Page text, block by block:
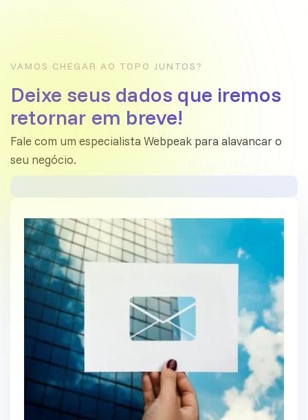
VAMOS CHEGAR AO TOPO JUNTOS?
Deixe seus dados que iremos
retornar em breve!
Fale com um especialista Webpeak para alavancar o
seu negócio.